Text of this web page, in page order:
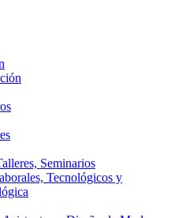
Seminarios
Tecnológicos y